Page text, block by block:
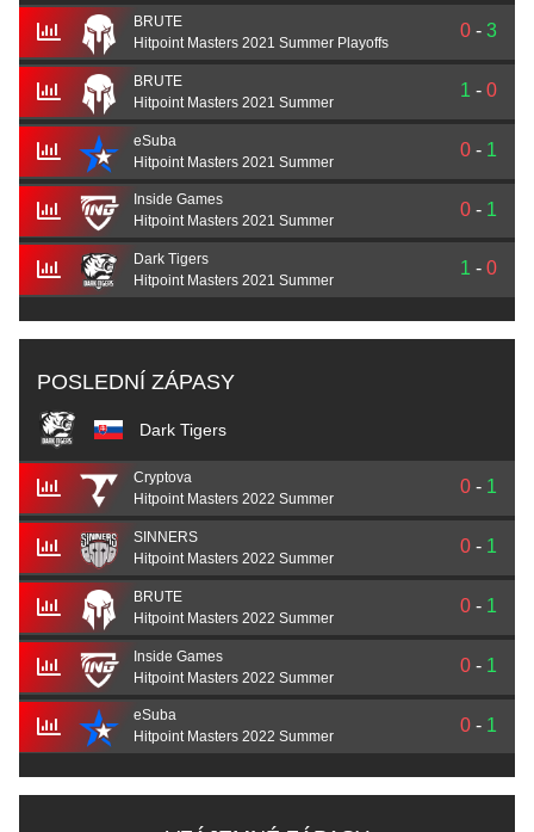
BRUTE
Hitpoint Masters 2021 Summer Playoffs
0 - 3
BRUTE
Hitpoint Masters 2021 Summer
1 - 0
eSuba
Hitpoint Masters 2021 Summer
0 - 1
Inside Games
Hitpoint Masters 2021 Summer
0 - 1
Dark Tigers
Hitpoint Masters 2021 Summer
1 - 0
POSLEDNÍ ZÁPASY
Dark Tigers
Cryptova
Hitpoint Masters 2022 Summer
0 - 1
SINNERS
Hitpoint Masters 2022 Summer
0 - 1
BRUTE
Hitpoint Masters 2022 Summer
0 - 1
Inside Games
Hitpoint Masters 2022 Summer
0 - 1
eSuba
Hitpoint Masters 2022 Summer
0 - 1